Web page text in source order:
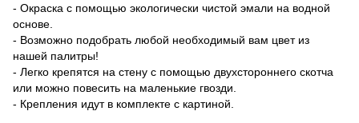
- Окраска с помощью экологически чистой эмали на водной
основе.
- Возможно подобрать любой необходимый вам цвет из
нашей палитры!
- Легко крепятся на стену с помощью двухстороннего скотча
или можно повесить на маленькие гвозди.
- Крепления идут в комплекте с картиной.